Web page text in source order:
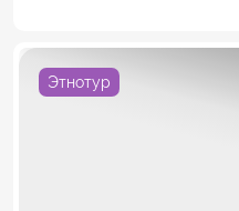
Этнотур